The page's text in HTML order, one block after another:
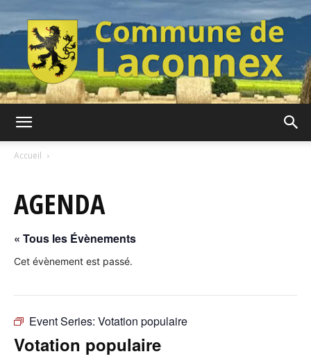
Laconnex
Accueil
AGENDA
« Tous les Évènements
Cet évènement est passé.
Event Series: Votation populaire
Votation populaire